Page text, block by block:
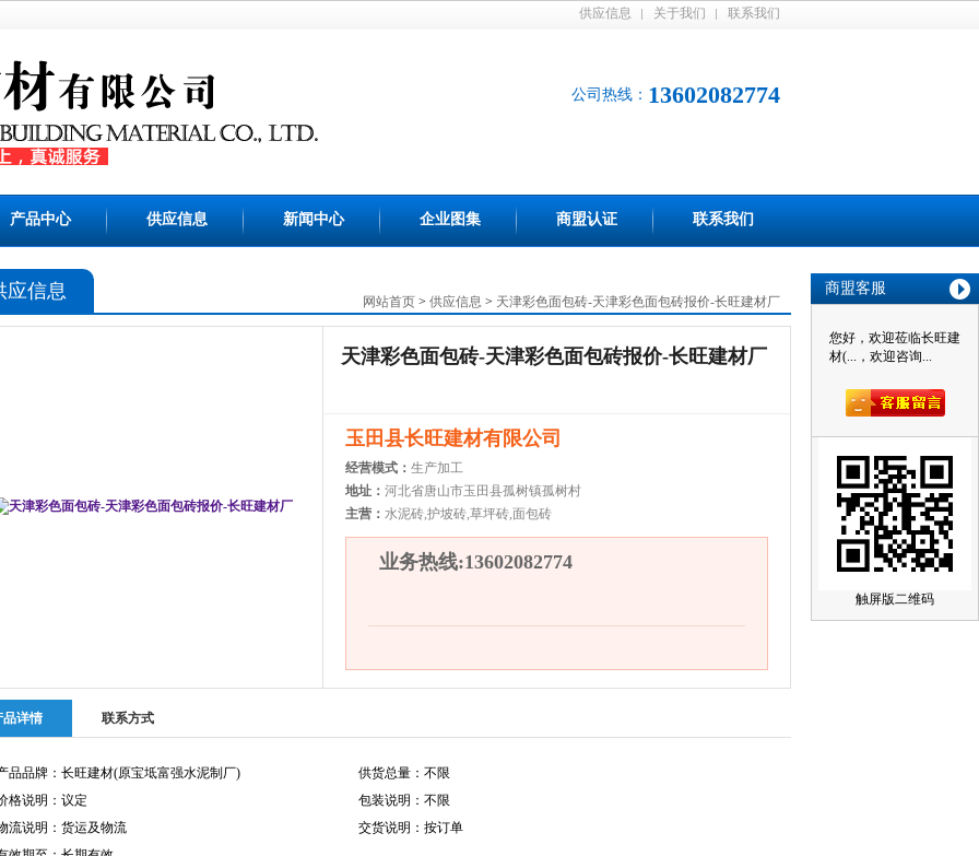
商盟客服
您好，欢迎莅临长旺建
材(...，欢迎咨询...
触屏版二维码
供应信息 关于我们 联系我们
公司热线： 13602082774
产品中心 供应信息 新闻中心 企业图集 商盟认证 联系我们
网站首页 > 供应信息 > 天津彩色面包砖-天津彩色面包砖报价-长旺建材厂
应信息
天津彩色面包砖-天津彩色面包砖报价-长旺建材厂
玉田县长旺建材有限公司
经营模式： 生产加工
地址： 河北省唐山市玉田县孤树镇孤树村
主营： 水泥砖,护坡砖,草坪砖,面包砖
业务热线:13602082774
品详情 联系方式
品品牌：长旺建材(原宝坻富强水泥制厂)
供货总量：不限
格说明：议定
包装说明：不限
流说明：货运及物流
交货说明：按订单